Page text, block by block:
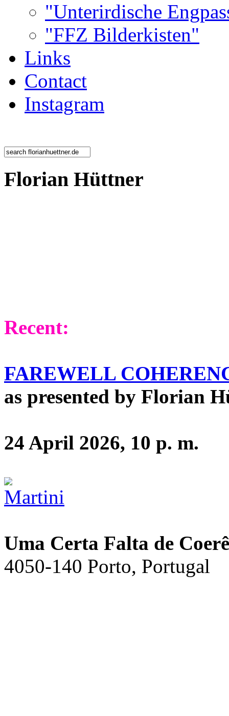
"Unterirdische
"FFZ Bilderkisten"
Links
Contact
Instagram
Florian Hüttner
Recent:
FAREWELL
as presented by Florian
24 April 2026, 10 p. m.
Uma Certa Falta de
4050-140 Porto, Portugal